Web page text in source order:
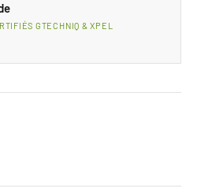
GTECHNIQ & XPEL